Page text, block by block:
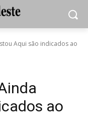
Aqui são indicados ao
ao